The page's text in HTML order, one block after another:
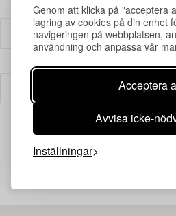
Genom att klicka på "acceptera
lagring av cookies på din enhet
navigeringen på webbplatsen,
användning och anpassa vår
Acceptera
Avvisa icke-
Inställningar
Filter
Din sökning gav